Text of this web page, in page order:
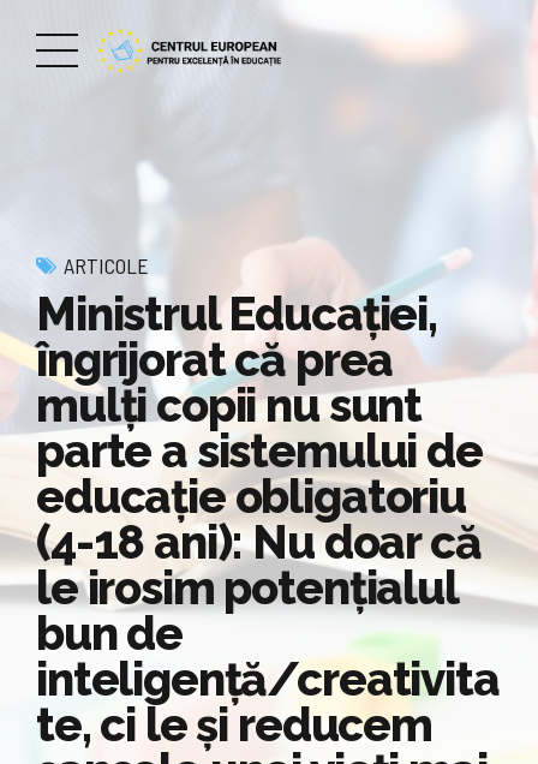
ARTICOLE
Ministrul Educaţiei,
îngrijorat că prea
mulţi copii nu sunt
parte a sistemului de
educaţie obligatoriu
(4-18 ani): Nu doar că
le irosim potenţialul
bun de
inteligenţă/creativita
te, ci le şi reducem